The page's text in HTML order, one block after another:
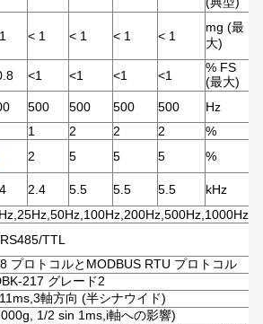
< 1 < 1 < 1 < 1
mg (最
大)
<1 <1 <1 <1
% FS
(最大)
500 500 500 500
Hz
1 2 2 2
%
2 5 5 5
%
2.4 5.5 5.5 5.5
kHz
TTL
プロトコルとMODBUS RTU プロトコル
217 グレード2
軸方向 (半シナウイド)
1/2 sin 1ms,i軸への影響)